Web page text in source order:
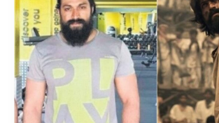
वाले
8
सीक्रेट
लाइफस्टाइल
मंत्र